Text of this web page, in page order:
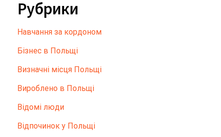
Рубрики
Hавчання за кордоном
Бізнес в Польщі
Визначні місця Польщі
Вироблено в Польщі
Відомі люди
Відпочинок у Польщі